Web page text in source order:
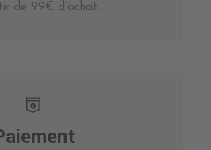
de 99€ d’achat.